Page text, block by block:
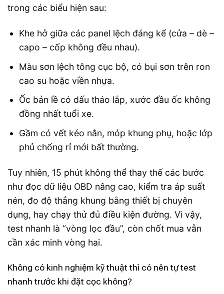
trong các biểu hiện sau:
Khe hở giữa các panel lệch đáng kể (cửa – dè –
capo – cốp không đều nhau).
Màu sơn lệch tông cục bộ, có bụi sơn trên ron
cao su hoặc viền nhựa.
Ốc bản lề có dấu tháo lắp, xước đầu ốc không
đồng nhất tuổi xe.
Gầm có vết kéo nắn, móp khung phụ, hoặc lớp
phủ chống rỉ mới bất thường.
Tuy nhiên, 15 phút không thể thay thế các bước
như đọc dữ liệu OBD nâng cao, kiểm tra áp suất
nén, đo độ thẳng khung bằng thiết bị chuyên
dụng, hay chạy thử đủ điều kiện đường. Vì vậy,
test nhanh là “vòng lọc đầu”, còn chốt mua vẫn
cần xác minh vòng hai.
Không có kinh nghiệm kỹ thuật thì có nên tự test
nhanh trước khi đặt cọc không?